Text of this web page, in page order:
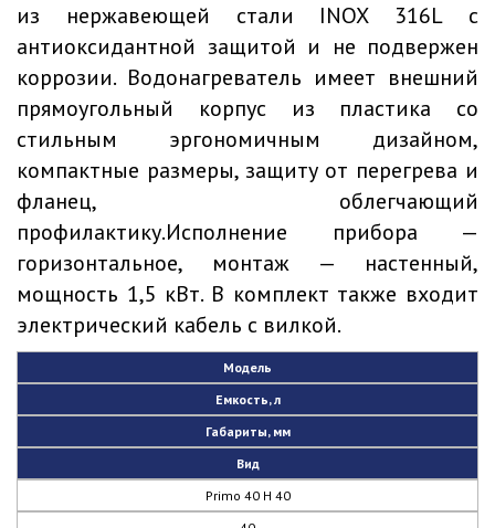
из нержавеющей стали INOX 316L с
антиоксидантной защитой и не подвержен
коррозии. Водонагреватель имеет внешний
прямоугольный корпус из пластика со
стильным эргономичным дизайном,
компактные размеры, защиту от перегрева и
фланец, облегчающий
профилактику.Исполнение прибора —
горизонтальное, монтаж — настенный,
мощность 1,5 кВт. В комплект также входит
электрический кабель с вилкой.
Модель
Емкость, л
Габариты, мм
Вид
Primo 40 H 40